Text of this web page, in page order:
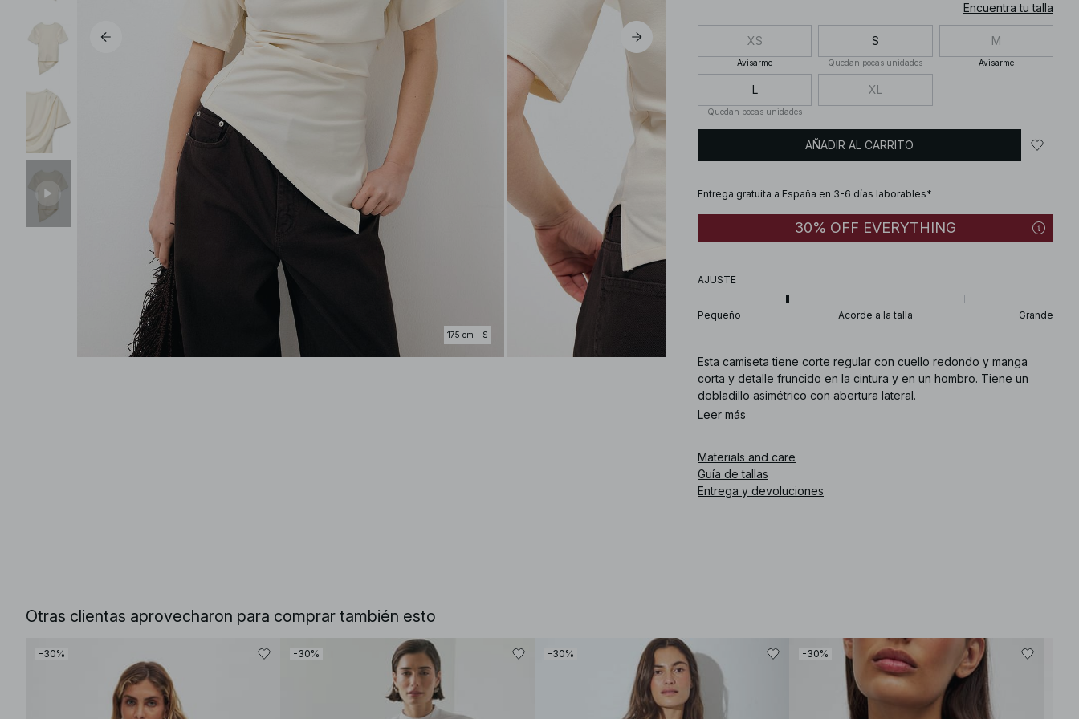
175 cm - S
Encuentra tu talla
XS
Avisarme
S
Quedan pocas unidades
M
Avisarme
L
Quedan pocas unidades
XL
AÑADIR AL CARRITO
Entrega gratuita a España en 3-6 días laborables*
30% OFF EVERYTHING
AJUSTE
Pequeño Acorde a la talla Grande
Esta camiseta tiene corte regular con cuello redondo y manga
corta y detalle fruncido en la cintura y en un hombro. Tiene un
dobladillo asimétrico con abertura lateral.
Leer más
Materials and care
Guía de tallas
Entrega y devoluciones
Otras clientas aprovecharon para comprar también esto
-30% -30% -30% -30%